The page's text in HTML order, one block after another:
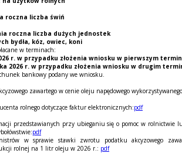
roczna liczba świń
roczna liczba dużych jednostek
bydła, kóz, owiec, koni
w terminach:
w przypadku złożenia wniosku w pierwszym
r. w przypadku złożenia wniosku w drugim
bankowy podany we wniosku.
zawartego w cenie oleju napędowego
rolnego dotyczące faktur elektronicznych:pdf
przy ubieganiu się o pomoc w rolnictwie
pdf
w sprawie stawki zwrotu podatku akcyzowego
rolnej na 1 litr oleju w 2026 r.: pdf